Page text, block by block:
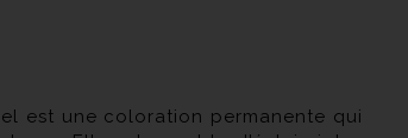
est une coloration permanente qui